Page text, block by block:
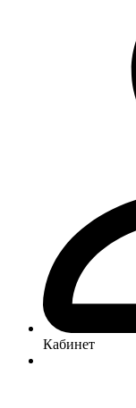
Кабинет